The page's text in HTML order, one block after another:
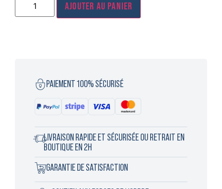
Ajouter au panier
PAIEMENT 100% SÉCURISÉ
LIVRAISON RAPIDE ET SÉCURISÉE OU RETRAIT EN
BOUTIQUE EN 2H
GARANTIE DE SATISFACTION